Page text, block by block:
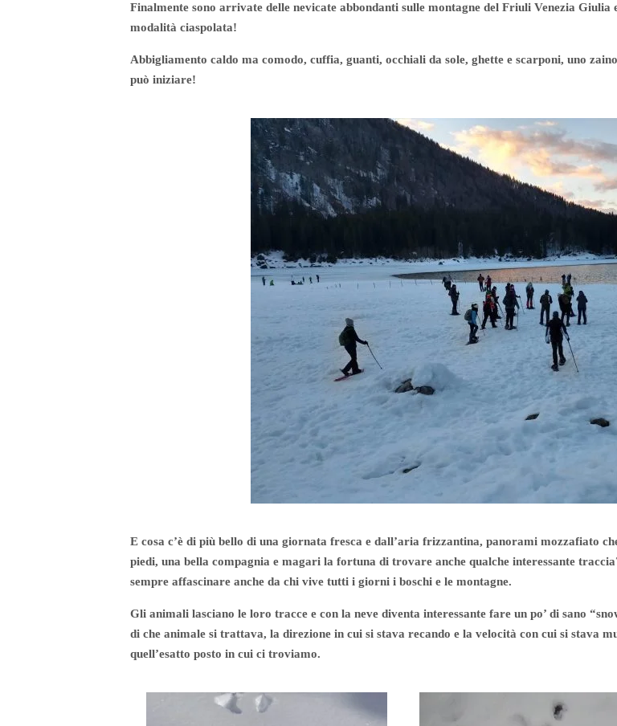
Finalmente sono arrivate delle nevicate abbondanti sulle montagne del Friuli Venezia
modalità ciaspolata!
Abbigliamento caldo ma comodo, cuffia, guanti, occhiali da sole, ghette e scarponi, uno
può iniziare!
E cosa c’è di più bello di una giornata fresca e dall’aria frizzantina, panorami mozzafiato
piedi, una bella compagnia e magari la fortuna di trovare anche qualche interessante
sempre affascinare anche da chi vive tutti i giorni i boschi e le montagne.
Gli animali lasciano le loro tracce e con la neve diventa interessante fare un po’ di sano
di che animale si trattava, la direzione in cui si stava recando e la velocità con cui si stava
quell’esatto posto in cui ci troviamo.